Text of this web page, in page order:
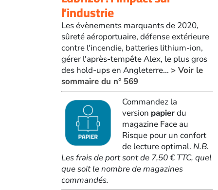
l’industrie
Les évènements marquants de 2020,
sûreté aéroportuaire, défense extérieure
contre l'incendie, batteries lithium-ion,
gérer l'après-tempête Alex, le plus gros
des hold-ups en Angleterre... > Voir le
sommaire du n° 569
Commandez la
version papierdu
magazine Face au
Risque pour un confort
de lecture optimal. N.B.
Les frais de port sont de 7,50 € TTC, quel
que soit le nombre de magazines
commandés.